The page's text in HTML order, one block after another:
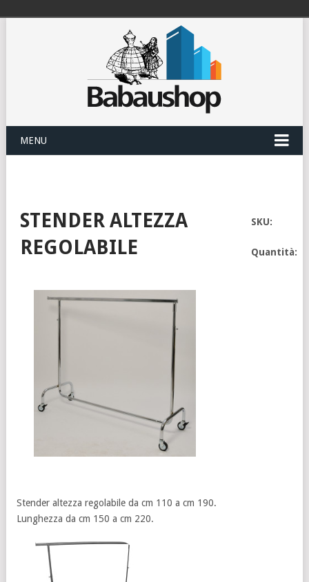
MENU
STENDER ALTEZZA
REGOLABILE
SKU:
Quantità:
Stender altezza regolabile da cm 110 a cm 190.
Lunghezza da cm 150 a cm 220.